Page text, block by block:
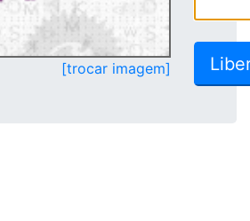
[trocar imagem]